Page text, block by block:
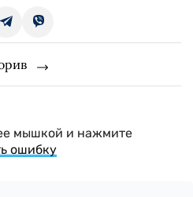
мышкой и нажмите
ошибку